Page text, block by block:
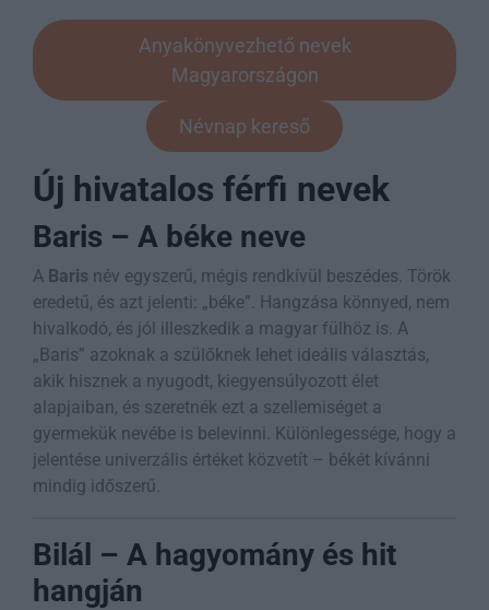
Anyakönyvezhető nevek
Magyarországon
Névnap kereső
Új hivatalos férfi nevek
Baris – A béke neve
A Baris név egyszerű, mégis rendkívül beszédes. Török
eredetű, és azt jelenti: „béke”. Hangzása könnyed, nem
hivalkodó, és jól illeszkedik a magyar fülhöz is. A
„Baris” azoknak a szülőknek lehet ideális választás,
akik hisznek a nyugodt, kiegyensúlyozott élet
alapjaiban, és szeretnék ezt a szellemiséget a
gyermekük nevébe is belevinni. Különlegessége, hogy a
jelentése univerzális értéket közvetít – békét kívánni
mindig időszerű.
Bilál – A hagyomány és hit
hangján